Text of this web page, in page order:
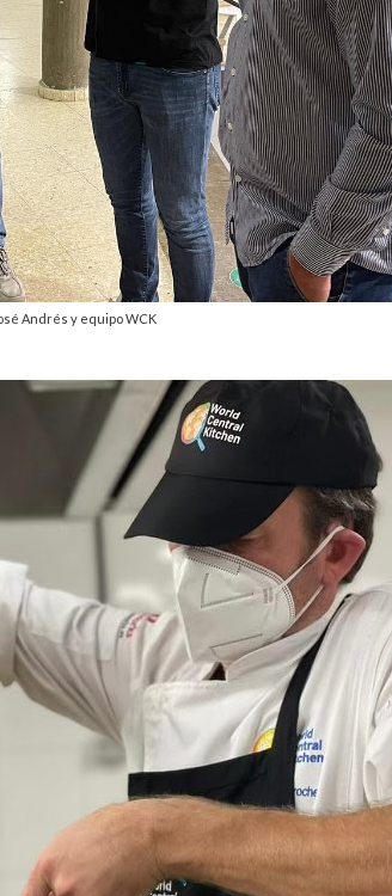
Andrés y equipo WCK